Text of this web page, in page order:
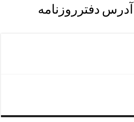
آدرس دفترروزنامه